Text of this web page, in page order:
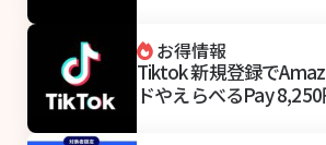
お得情報
Tiktok 新規登録で
ドやえらべるPay